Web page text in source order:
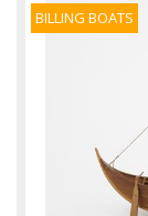
BILLING BOATS